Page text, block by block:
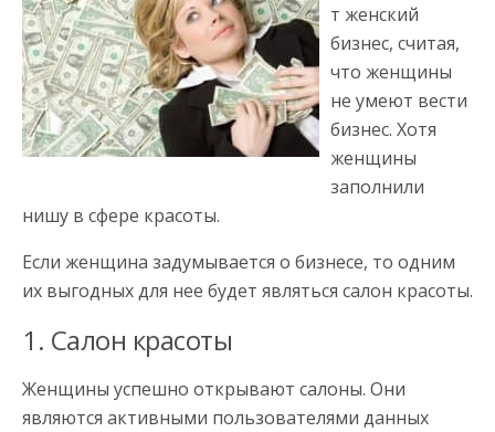
т женский
бизнес, считая,
что женщины
не умеют вести
бизнес. Хотя
женщины
заполнили
нишу в сфере красоты.
Если женщина задумывается о бизнесе, то одним
их выгодных для нее будет являться салон красоты.
1. Салон красоты
Женщины успешно открывают салоны. Они
являются активными пользователями данных